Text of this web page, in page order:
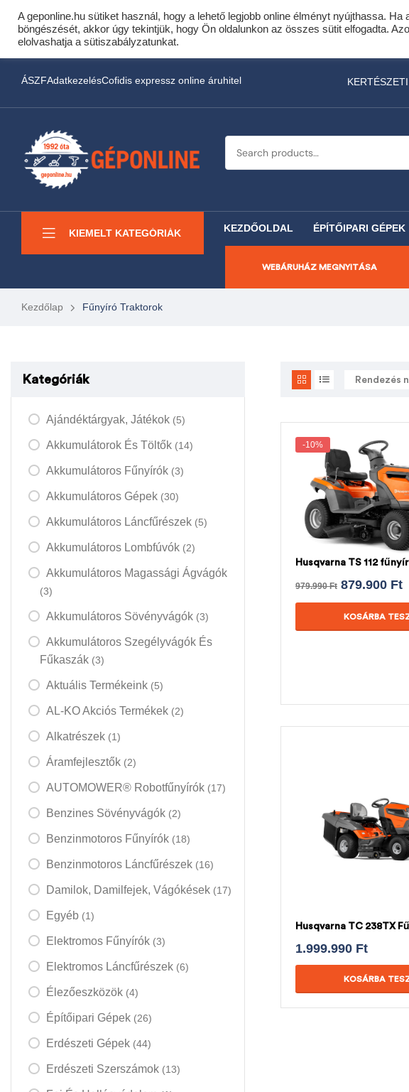
Cofidis expressz
Most minden akciós HQ
ÁSZFAdatkezelésCofidis expressz online áruhitel
KIEMELT KATEGÓRIÁK KEZDŐOLDAL ÉPÍTŐIPARI GÉPEK
WEBÁRUHÁZ MEGNYITÁSA
Kezdőlap Fűnyíró Traktorok
-10%
Husqvarna TS 112
979.990Ft 879.900 Ft
KOSÁRBA
Husqvarna TC 238TX
1.999.990 Ft
KOSÁRBA
Kategóriák
Ajándéktárgyak, Játékok (5)
Akkumulátorok És Töltők (14)
Akkumulátoros Fűnyírók (3)
Akkumulátoros Gépek (30)
Akkumulátoros Láncfűrészek (5)
Akkumulátoros Lombfúvók (2)
Akkumulátoros Magassági Ágvágók
(3)
Akkumulátoros Sövényvágók (3)
Akkumulátoros Szegélyvágók És
Fűkaszák (3)
Aktuális Termékeink (5)
AL-KO Akciós Termékek (2)
Alkatrészek (1)
Áramfejlesztők (2)
AUTOMOWER® Robotfűnyírók (17)
Benzines Sövényvágók (2)
Benzinmotoros Fűnyírók (18)
Benzinmotoros Láncfűrészek (16)
Damilok, Damilfejek, Vágókések (17)
Egyéb (1)
Elektromos Fűnyírók (3)
Elektromos Láncfűrészek (6)
Élezőeszközök (4)
Építőipari Gépek (26)
Erdészeti Gépek (44)
Erdészeti Szerszámok (13)
A geponline.hu sütiket használ, hogy a lehető legjobb online élményt nyújthassa.
böngészését, akkor úgy tekintjük, hogy Ön oldalunkon az összes sütit elfogadta.
elolvashatja a sütiszabályzatunkat.